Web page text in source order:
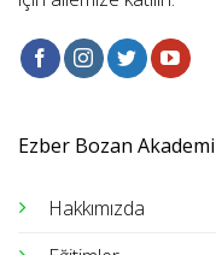
Ezber Bozan Akademi
Hakkımızda